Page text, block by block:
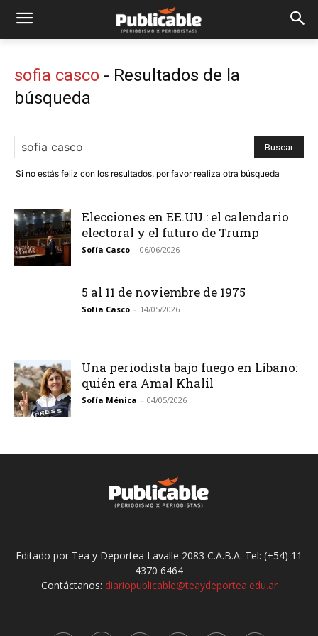
sofia casco - Resultados de la
búsqueda
Si no estás feliz con los resultados, por favor realiza otra búsqueda
Elecciones en EE.UU.: el calendario
electoral y el futuro de Trump
Sofía Casco - 06/06/2026
5 al 11 de noviembre de 1975
Sofía Casco - 14/05/2026
Una periodista bajo fuego en Líbano:
quién era Amal Khalil
Sofía Ménica - 04/05/2026
Editado por Tea y Deportea Lavalle 2083 C.A.B.A. Tel: (+54) 11
4370 6464
Contáctanos: diariopublicable@teaydeportea.edu.ar